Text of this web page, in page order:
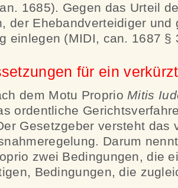
1685). Gegen das Urteil
der Ehebandverteidiger und
einlegen (MIDI, can. 1687 §
für ein
dem Motu Proprio Mitis
ordentliche
Gesetzgeber versteht das
Darum
zwei Bedingungen, die
Bedingungen, die